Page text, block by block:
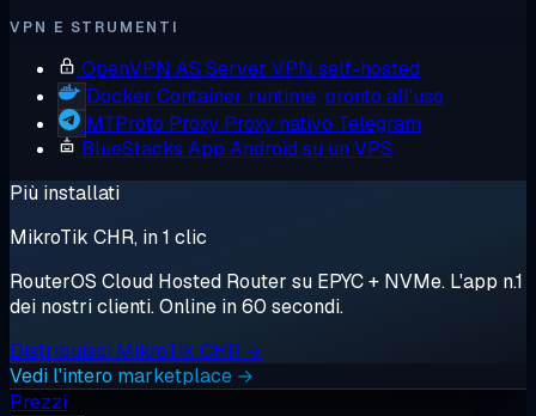
VPN E STRUMENTI
OpenVPN AS Server VPN self-hosted
Docker Container runtime, pronto all'uso
MTProto Proxy Proxy nativo Telegram
BlueStacks App Android su un VPS
Più installati
MikroTik CHR, in 1 clic
RouterOS Cloud Hosted Router su EPYC + NVMe. L'app n.1
dei nostri clienti. Online in 60 secondi.
Distribuisci MikroTik CHR →
Vedi l'intero marketplace →
Prezzi